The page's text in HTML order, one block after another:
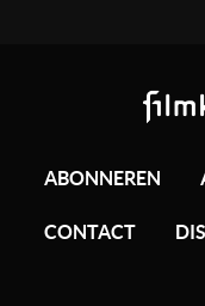
ABONNEREN
CONTACT